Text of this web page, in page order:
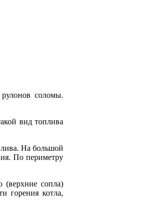
соломы.
вид топлива
На большой
По периметру
(верхние сопла)
горения котла,